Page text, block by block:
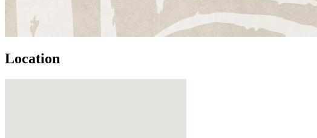
Location